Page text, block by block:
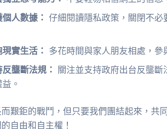
人數據： 仔細閱讀隱私政策，關閉不
實生活：
多花時間與家人朋友相處，參
壟斷法規：
關注並支持政府出台反壟
。
艱鉅的戰鬥，但只要我們團結起來，共
自由和自主權！